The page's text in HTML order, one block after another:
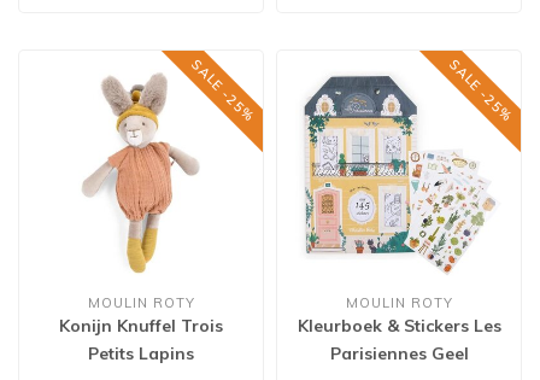
SALE -25%
MOULIN ROTY
Konijn Knuffel Trois
Petits Lapins
SALE -25%
MOULIN ROTY
Kleurboek & Stickers Les
Parisiennes Geel